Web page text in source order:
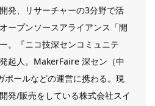
発、リサーチャーの3分野で活
ープンソースアライアンス「開
。『ニコ技深センコミュニテ
起人。MakerFaire 深セン（中
ールなどの運営に携わる。現
発/販売をしている株式会社スイ